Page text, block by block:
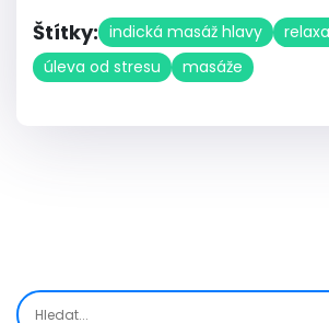
Štítky: indická masáž hlavy
úleva od stresu
masáže